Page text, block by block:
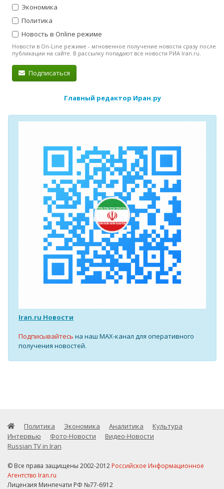
Экономика
Политика
Новость в Online режиме
Новости в On-Line режиме - мгновенное получение новости сразу после
публикации на сайте. В рассылку попадают все новости РИА Iran.ru.
Подписаться
Главный редактор Иран.ру
Iran.ru Новости
Подписывайтесь на наш MAX-канал для оперативного
получения новостей.
Политика Экономика Аналитика
Культура
Интервью
Фото-Новости
Видео-Новости
Russian TV in Iran
© Все права защищены 2002-2012 Российское Информационное
Агентство Iran.ru
Лицензия Минпечати РФ №77-6912